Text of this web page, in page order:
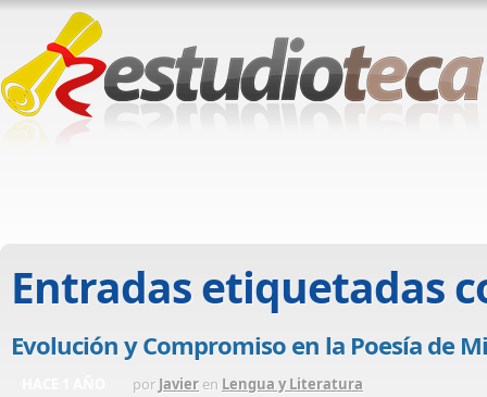
Entradas etiquetadas
Evolución y Compromiso en la Poesía de
por Javier en Lengua y Literatura